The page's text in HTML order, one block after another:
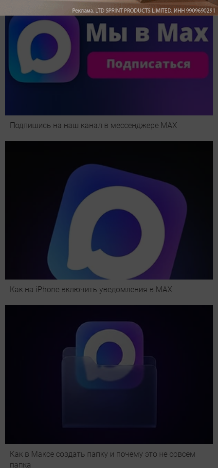
Подпишись на наш канал в мессенджере МАХ
Как на iPhone включить уведомления в MAX
Как в Максе создать папку и почему это не совсем
папка